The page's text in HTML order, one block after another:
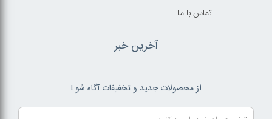
تماس با ما
آخرین خبر
از محصولات جدید و تخفیفات آگاه شو !